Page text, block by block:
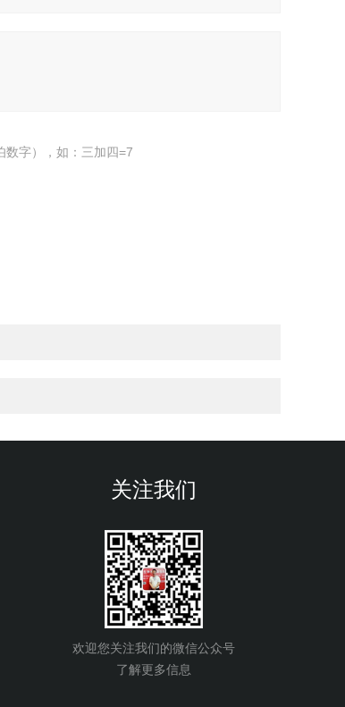
数字），如：三加四=7
关注我们
欢迎您关注我们的微信公众号
了解更多信息